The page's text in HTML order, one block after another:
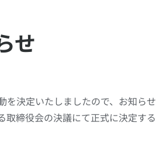
せ
決定いたしましたので、お知ら
締役会の決議にて正式に決定する